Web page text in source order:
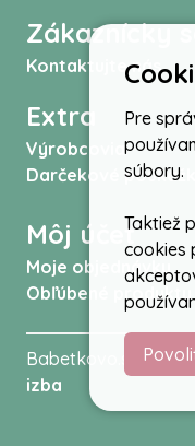
Zákaznícky
Kontaktujte nás
Extra
Výrobcovia
Darčekové poukážky
Môj účet
Moje objednávky
Obľúbené produkty
Babetkovo.sk ©
izba
Pre
súbory.
Taktiež
cookies